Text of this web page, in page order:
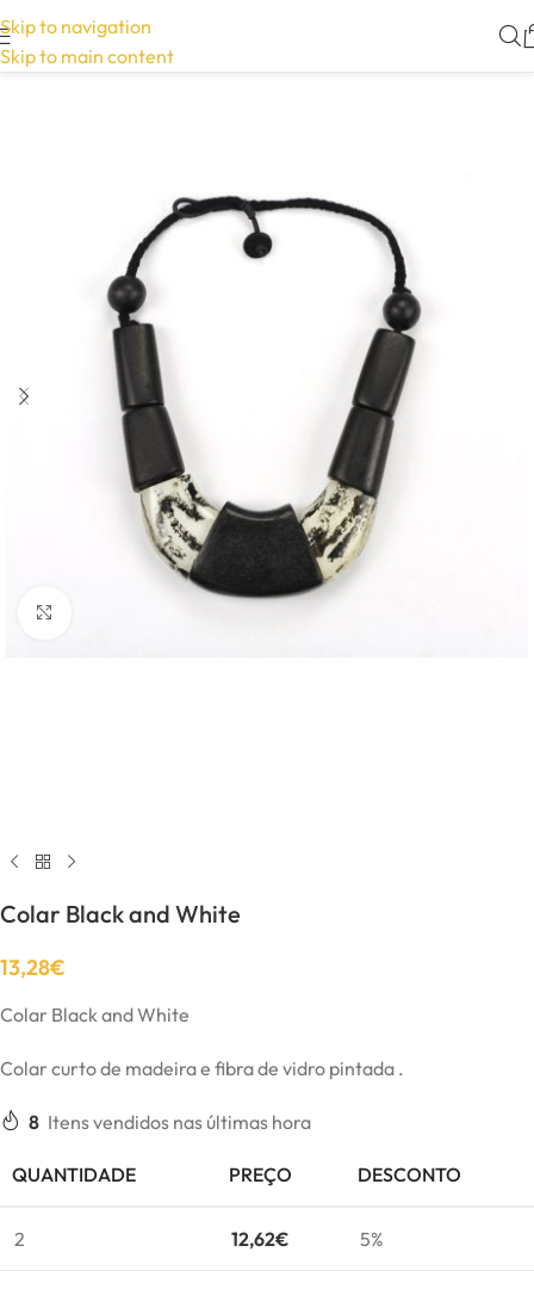
Skip to navigation
Skip to main content
Colar Black and White
13,28€
Colar Black and White
Colar curto de madeira e fibra de vidro pintada .
8 Itens vendidos nas últimas hora
QUANTIDADE PREÇO DESCONTO
2 12,62€ 5%